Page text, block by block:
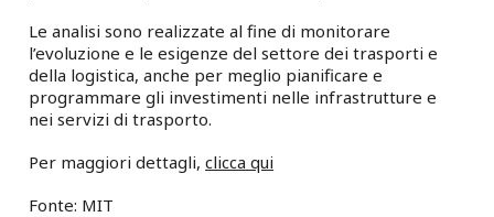
Le analisi sono realizzate al fine di monitorare
l’evoluzione e le esigenze del settore dei trasporti e
della logistica, anche per meglio pianificare e
programmare gli investimenti nelle infrastrutture e
nei servizi di trasporto.
Per maggiori dettagli,clicca qui
Fonte: MIT